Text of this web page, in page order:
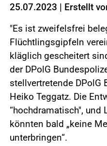
25.07.2023 | Erstellt
"Es ist zweifelsfrei
Flüchtlingsgipfeln
kläglich gescheitert
der DPolG
stellvertretende DPolG
Heiko Teggatz. Die
“hochdramatisch", und
könnten bald „keine
unterbringen“.